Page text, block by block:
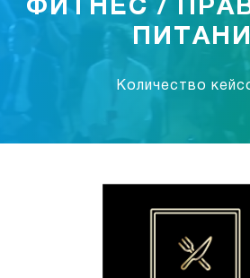
ФИТНЕС /
Количество